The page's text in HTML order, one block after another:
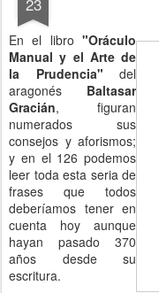
En el libro "Oráculo
Manual y el Arte de
la Prudencia" del
aragonés Baltasar
Gracián, figuran
numerados sus
consejos y aforismos;
y en el 126 podemos
leer toda esta seria de
frases que todos
deberíamos tener en
cuenta hoy aunque
hayan pasado 370
años desde su
escritura.